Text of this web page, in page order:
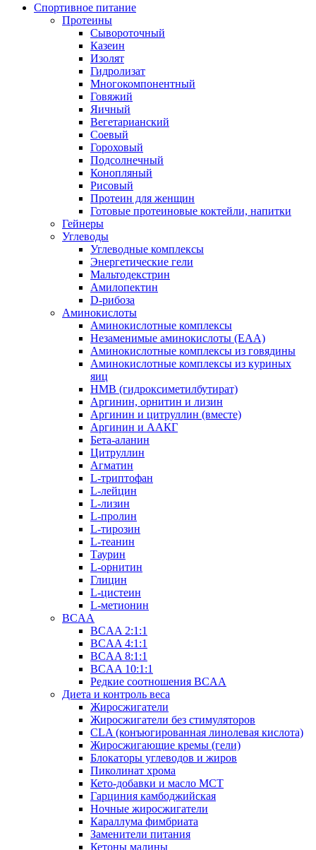
Спортивное питание
Протеины
Сывороточный
Казеин
Изолят
Гидролизат
Многокомпонентный
Говяжий
Яичный
Вегетарианский
Соевый
Гороховый
Подсолнечный
Конопляный
Рисовый
Протеин для женщин
Готовые протеиновые коктейли, напитки
Гейнеры
Углеводы
Углеводные комплексы
Энергетические гели
Мальтодекстрин
Амилопектин
D-рибоза
Аминокислоты
Аминокислотные комплексы
Незаменимые аминокислоты (EAA)
Аминокислотные комплексы из говядины
Аминокислотные комплексы из куриных
яиц
HMB (гидроксиметилбутират)
Аргинин, орнитин и лизин
Аргинин и цитруллин (вместе)
Аргинин и ААКГ
Бета-аланин
Цитруллин
Агматин
L-триптофан
L-лейцин
L-лизин
L-пролин
L-тирозин
L-теанин
Таурин
L-орнитин
Глицин
L-цистеин
L-метионин
BCAA
BCAA 2:1:1
BCAA 4:1:1
BCAA 8:1:1
BCAA 10:1:1
Редкие соотношения BCAA
Диета и контроль веса
Жиросжигатели
Жиросжигатели без стимуляторов
CLA (конъюгированная линолевая кислота)
Жиросжигающие кремы (гели)
Блокаторы углеводов и жиров
Пиколинат хрома
Кето-добавки и масло МСТ
Гарциния камбоджийская
Ночные жиросжигатели
Караллума фимбриата
Заменители питания
Кетоны малины